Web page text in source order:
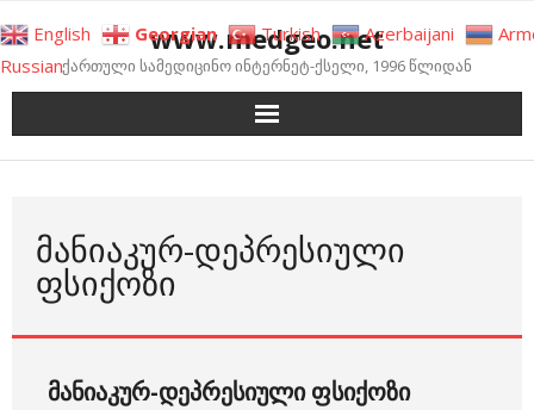
to
content
www.medgeo.net
ქართული სამედიცინო ინტერნეტ-ქსელი, 1996 წლიდან
ᲛᲐᲜᲘᲐᲙᲣᲠ-ᲓᲔᲞᲠᲔᲡᲘᲣᲚᲘ
ᲤᲡᲘᲥᲝᲖᲘ
მანიაკურ-დეპრესიული ფსიქოზი
English Georgian Turkish Azerbaijani
Russian